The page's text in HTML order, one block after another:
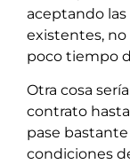
aceptando
existentes, no
poco tiempo
Otra cosa
contrato
pase
condiciones